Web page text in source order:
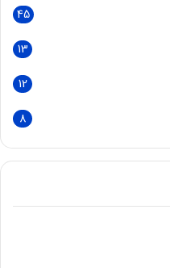
45
13
12
8